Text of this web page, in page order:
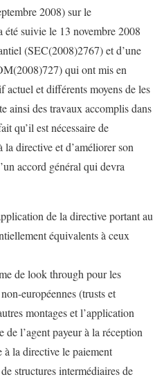
2008) sur le
suivie le 13 novembre 2008
(SEC(2008)2767) et d’une
qui ont mis en
actuel et différents moyens de les
ainsi des travaux accomplis dans
qu’il est nécessaire de
directive et d’améliorer son
accord général qui devra
de la directive portant au
équivalents à ceux
de look through pour les
européennes (trusts et
montages et l’application
de l’agent payeur à la réception
à la directive le paiement
structures intermédiaires de